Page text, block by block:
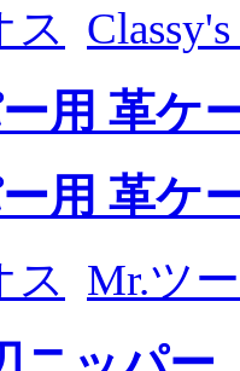
ス
用 革ケ
用 革ケ
ス Mr.ツ